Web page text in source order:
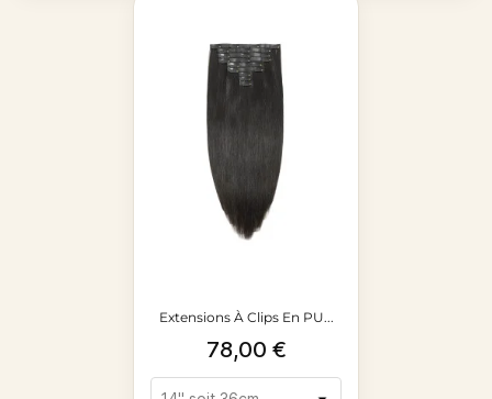
Extensions À Clips En PU...
Prix
78,00 €